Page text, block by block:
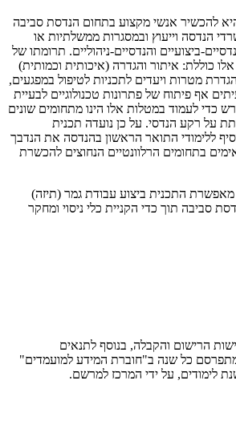
להכשיר אנשי מקצוע בתחום הנדסת סביבה
הנדסה וייעוץ ובמסגרות ממשלתיות או
ביצועיים והנדסיים-ניהוליים. תרומתו של
כוללת: איתור והגדרה (איכותית וכמותית)
מטרות ויעדים לתכניות לטיפול במפגעים,
אף פיתוח של פתרונות טכנולוגיים לבעיית
כדי לעמוד במטלות אלו הינו מתחומים שונים
על רקע הנדסי. על כן נועדה תכנית
ללימודי התואר הראשון בהנדסה את הנדבך
בתחומים הרלוונטיים הנחוצים להכשרת
מאפשרת התכנית ביצוע עבודת גמר (תיזה)
סביבה תוך כדי הקניית כלי ניסוי ומחקר
הרישום והקבלה, בנוסף לתנאים
מתפרסם כל שנה ב"חוברת המידע למועמדים"
לימודים, על ידי המרכז למרשם.